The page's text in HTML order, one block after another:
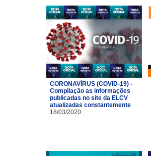
CORONAVÍRUS (COVID-19) -
Compilação as informações
publicadas no site da ELCV
atualizadas constantemente
18/03/2020